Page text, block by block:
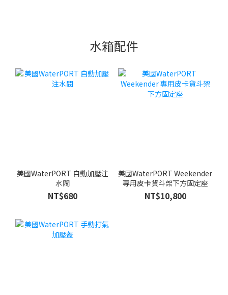
水箱配件
美國WaterPORT 自動加壓注
水閥
NT$680
美國WaterPORT Weekender
專用皮卡貨斗架下方固定座
NT$10,800